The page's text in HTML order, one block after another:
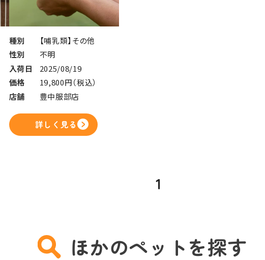
種別
【哺乳類】その他
性別
不明
入荷日
2025/08/19
価格
19,800円（税込）
店舗
豊中服部店
詳しく見る
1
ほかのペットを探す